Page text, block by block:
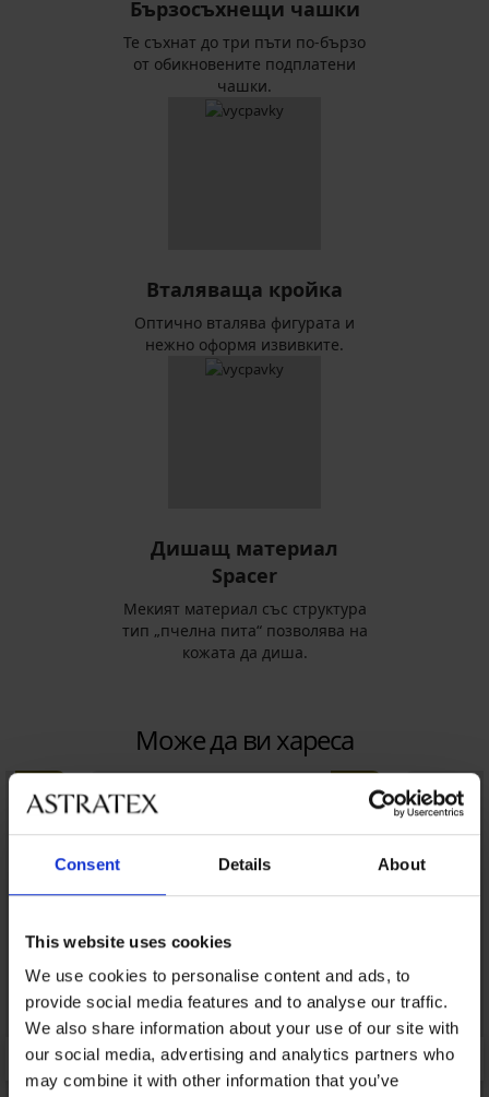
Consent Details About
This website uses cookies
We use cookies to personalise content and ads, to
provide social media features and to analyse our traffic.
We also share information about your use of our site with
our social media, advertising and analytics partners who
may combine it with other information that you’ve
Бързосъхнещи чашки
Те съхнат до три пъти по-бързо
от обикновените подплатени
чашки.
Вталяваща кройка
Оптично вталява фигурата и
нежно оформя извивките.
Дишащ материал
Spacer
Мекият материал със структура
тип „пчелна пита“ позволява на
кожата да диша.
Може да ви хареса